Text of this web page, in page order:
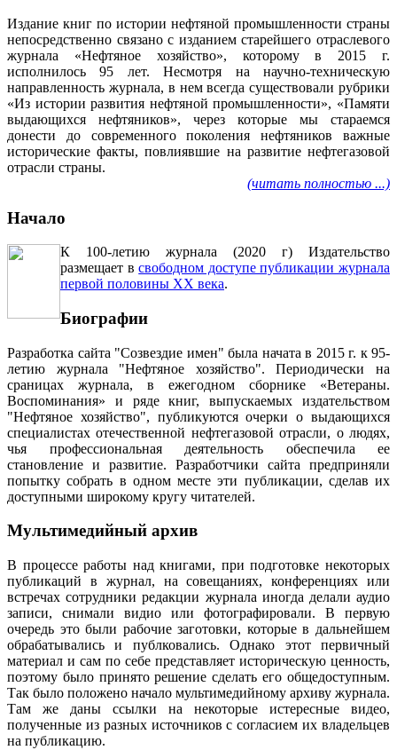
Издание книг по истории нефтяной промышленности страны
непосредственно связано с изданием старейшего отраслевого
журнала «Нефтяное хозяйство», которому в 2015 г.
исполнилось 95 лет. Несмотря на научно-техническую
направленность журнала, в нем всегда существовали рубрики
«Из истории развития нефтяной промышленности», «Памяти
выдающихся нефтяников», через которые мы стараемся
донести до современного поколения нефтяников важные
исторические факты, повлиявшие на развитие нефтегазовой
отрасли страны.
(читать полностью ...)
Начало
К 100-летию журнала (2020 г) Издательство
размещает всвободном доступе публикации журнала
первой половины ХХ века.
Биографии
Разработка сайта "Созвездие имен" была начата в 2015 г. к 95-
летию журнала "Нефтяное хозяйство". Периодически на
сраницах журнала, в ежегодном сборнике «Ветераны.
Воспоминания» и ряде книг, выпускаемых издательством
"Нефтяное хозяйство", публикуются очерки о выдающихся
специалистах отечественной нефтегазовой отрасли, о людях,
чья профессиональная деятельность обеспечила ее
становление и развитие. Разработчики сайта предприняли
попытку собрать в одном месте эти публикации, сделав их
доступными широкому кругу читателей.
Мультимедийный архив
В процессе работы над книгами, при подготовке некоторых
публикаций в журнал, на совещаниях, конференциях или
встречах сотрудники редакции журнала иногда делали аудио
записи, снимали видио или фотографировали. В первую
очередь это были рабочие заготовки, которые в дальнейшем
обрабатывались и публковались. Однако этот первичный
материал и сам по себе представляет историческую ценность,
поэтому было принято решение сделать его общедоступным.
Так было положено начало мультимедийному архиву журнала.
Там же даны ссылки на некоторые истересные видео,
полученные из разных источников с согласием их владельцев
на публикацию.